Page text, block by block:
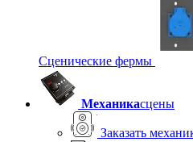
Сценические фермы
Механикасцены
Заказать